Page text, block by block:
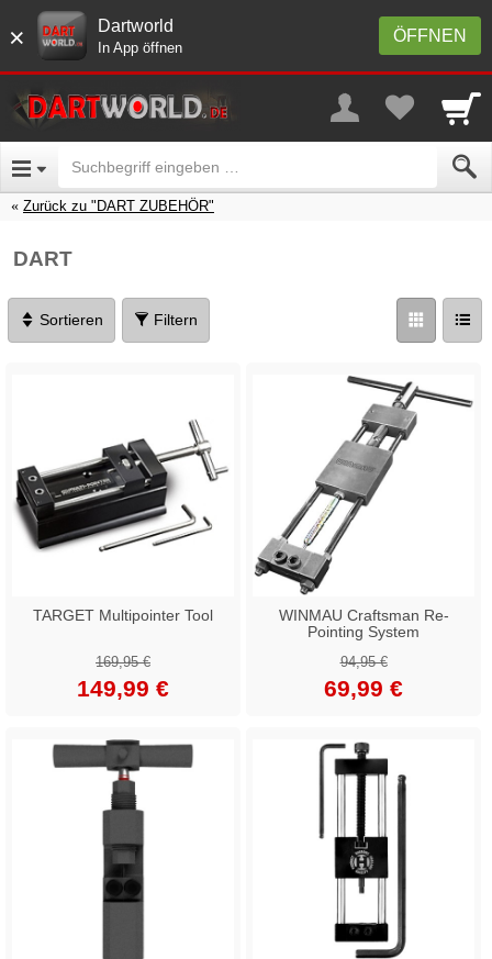
× ÖFFNEN
Dartworld
In App öffnen
Zurück zu "DART ZUBEHÖR"
DART
Sortieren Filtern
TARGET Multipointer Tool
169,95 €
149,99 €
WINMAU Craftsman Re-
Pointing System
94,95 €
69,99 €